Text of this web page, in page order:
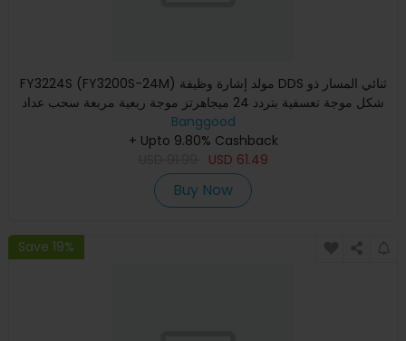
FY3224S (FY3200S-24M) مولد إشارة وظيفة DDS ثنائي المسار ذو
شكل موجة تعسفية بتردد 24 ميجاهرتز موجة ربعية مربعة سحب عداد
Banggood
+ Upto 9.80% Cashback
USD 61.49
Buy Now
Save 19%